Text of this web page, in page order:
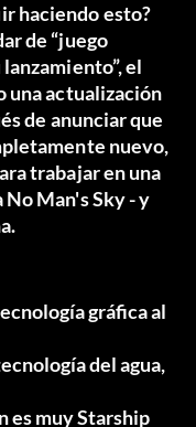
haciendo esto?
de “juego
el
una actualización
de anunciar que
nuevo,
trabajar en una
No Man's Sky- y
gráfica al
del agua,
es muy Starship